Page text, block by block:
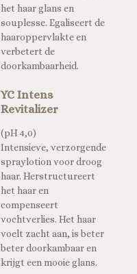
het haar glans en
souplesse. Egaliseert de
haaroppervlakte en
verbetert de
doorkambaarheid.
YC Intens
Revitalizer
(pH 4,0)
Intensieve, verzorgende
spraylotion voor droog
haar. Herstructureert
het haar en
compenseert
vochtverlies. Het haar
voelt zacht aan, is beter
beter doorkambaar en
krijgt een mooie glans.